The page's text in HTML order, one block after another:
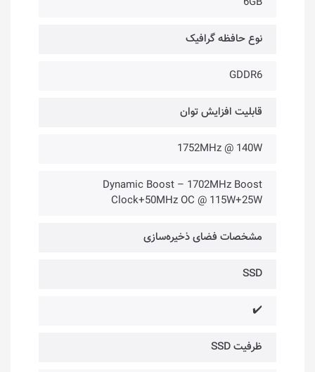
نوع حافظه گرافیک
GDDR6
قابلیت افزایش توان
1752MHz @ 140W
Dynamic Boost – 1702MHz Boost
Clock+50MHz OC @ 115W+25W
مشخصات فضای ذخیره‌سازی
SSD
✔️
ظرفیت SSD